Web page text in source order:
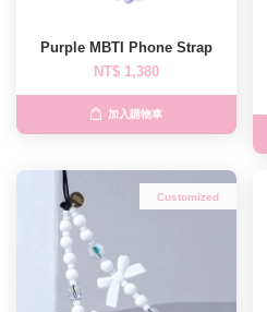
Purple MBTI Phone Strap
NT$ 1,380
加入購物車
Customized